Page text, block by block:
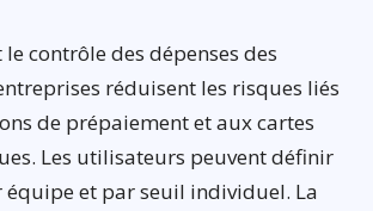
contrôle des dépenses des
réduisent les risques liés
de prépaiement et aux cartes
Les utilisateurs peuvent définir
et par seuil individuel. La